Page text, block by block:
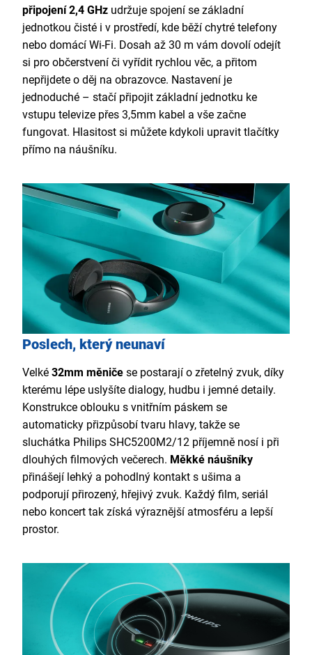
připojení 2,4 GHz udržuje spojení se základní
jednotkou čisté i v prostředí, kde běží chytré telefony
nebo domácí Wi-Fi. Dosah až 30 m vám dovolí odejít
si pro občerstvení či vyřídit rychlou věc, a přitom
nepřijdete o děj na obrazovce. Nastavení je
jednoduché – stačí připojit základní jednotku ke
vstupu televize přes 3,5mm kabel a vše začne
fungovat. Hlasitost si můžete kdykoli upravit tlačítky
přímo na náušníku.
Poslech, který neunaví
Velké 32mm měniče se postarají o zřetelný zvuk, díky
kterému lépe uslyšíte dialogy, hudbu i jemné detaily.
Konstrukce oblouku s vnitřním páskem se
automaticky přizpůsobí tvaru hlavy, takže se
sluchátka Philips SHC5200M2/12 příjemně nosí i při
dlouhých filmových večerech. Měkké náušníky
přinášejí lehký a pohodlný kontakt s ušima a
podporují přirozený, hřejivý zvuk. Každý film, seriál
nebo koncert tak získá výraznější atmosféru a lepší
prostor.